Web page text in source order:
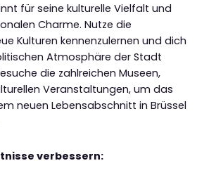
für seine kulturelle Vielfalt und
Charme. Nutze die
Kulturen kennenzulernen und dich
Atmosphäre der Stadt
die zahlreichen Museen,
Veranstaltungen, um das
neuen Lebensabschnitt in Brüssel
verbessern: